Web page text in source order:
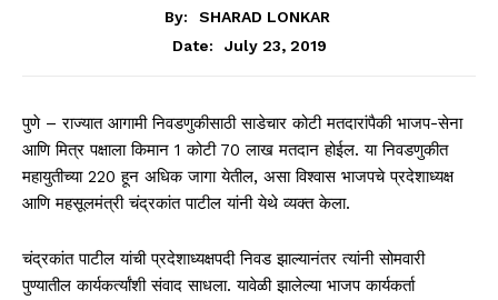
By:
SHARAD LONKAR
Date:
July 23, 2019
पुणे – राज्यात आगामी निवडणुकीसाठी साडेचार कोटी मतदारांपैकी भाजप-सेना
आणि मित्र पक्षाला किमान 1 कोटी 70 लाख मतदान होईल. या निवडणुकीत
महायुतीच्या 220 हून अधिक जागा येतील, असा विश्‍वास भाजपचे प्रदेशाध्यक्ष
आणि महसूलमंत्री चंद्रकांत पाटील यांनी येथे व्यक्‍त केला.
चंद्रकांत पाटील यांची प्रदेशाध्यक्षपदी निवड झाल्यानंतर त्यांनी सोमवारी
पुण्यातील कार्यकर्त्यांशी संवाद साधला. यावेळी झालेल्या भाजप कार्यकर्ता